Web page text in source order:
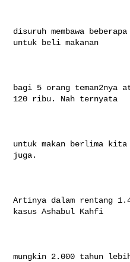
disuruh membawa
untuk beli makanan
bagi 5 orang teman2nya
120 ribu. Nah ternyata
untuk makan berlima
juga.
Artinya dalam rentang
kasus Ashabul Kahfi
mungkin 2.000 tahun